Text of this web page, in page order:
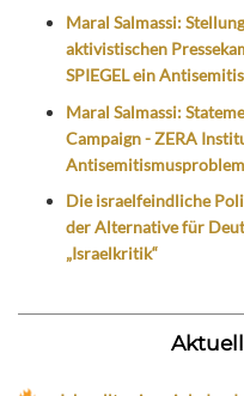
Maral Salmassi:
aktivistischen
SPIEGEL ein
Maral Salmassi:
Campaign - ZERA
Die israelfeindliche
der Alternative für
„Israelkritik“